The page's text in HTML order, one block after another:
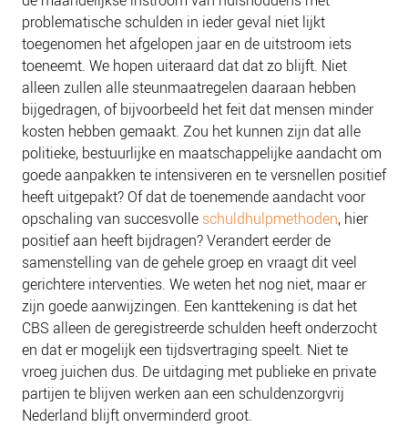
OVER NCFG
NIEUWS
BLOGS
problematische schulden in ieder geval niet lijkt
toegenomen het afgelopen jaar en de uitstroom iets
toeneemt. We hopen uiteraard dat dat zo blijft. Niet
alleen zullen alle steunmaatregelen daaraan hebben
bijgedragen, of bijvoorbeeld het feit dat mensen minder
kosten hebben gemaakt. Zou het kunnen zijn dat alle
politieke, bestuurlijke en maatschappelijke aandacht om
goede aanpakken te intensiveren en te versnellen positief
heeft uitgepakt? Of dat de toenemende aandacht voor
opschaling van succesvolle schuldhulpmethoden, hier
positief aan heeft bijdragen? Verandert eerder de
samenstelling van de gehele groep en vraagt dit veel
gerichtere interventies. We weten het nog niet, maar er
zijn goede aanwijzingen. Een kanttekening is dat het
CBS alleen de geregistreerde schulden heeft onderzocht
en dat er mogelijk een tijdsvertraging speelt. Niet te
vroeg juichen dus. De uitdaging met publieke en private
partijen te blijven werken aan een schuldenzorgvrij
Nederland blijft onverminderd groot.